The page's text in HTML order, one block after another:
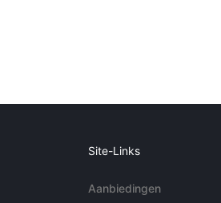
Site-Links
Aanbiedingen